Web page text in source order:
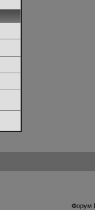
Форум